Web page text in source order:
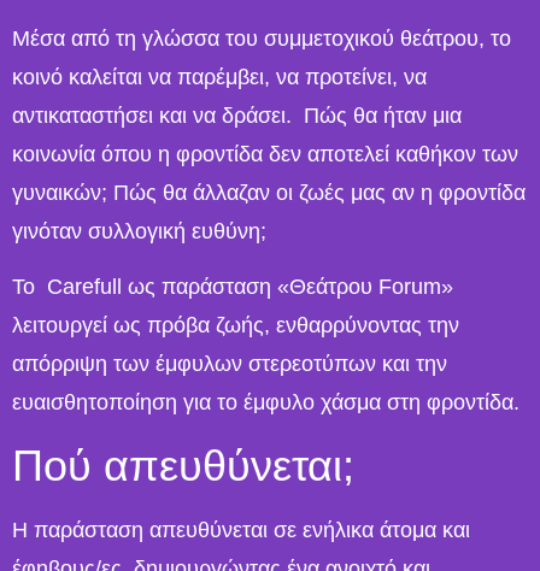
Μέσα από τη γλώσσα του συμμετοχικού θεάτρου, το
κοινό καλείται να παρέμβει, να προτείνει, να
αντικαταστήσει και να δράσει. Πώς θα ήταν μια
κοινωνία όπου η φροντίδα δεν αποτελεί καθήκον των
γυναικών; Πώς θα άλλαζαν οι ζωές μας αν η φροντίδα
γινόταν συλλογική ευθύνη;
Το Carefull ως παράσταση «Θεάτρου Forum»
λειτουργεί ως πρόβα ζωής, ενθαρρύνοντας την
απόρριψη των έμφυλων στερεοτύπων και την
ευαισθητοποίηση για το έμφυλο χάσμα στη φροντίδα.
Πού απευθύνεται;
Η παράσταση απευθύνεται σε ενήλικα άτομα και